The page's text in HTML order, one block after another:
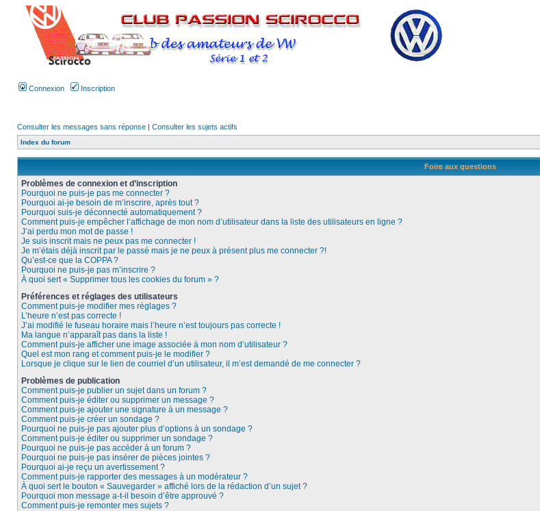
Connexion Inscription
Consulter les messages sans réponse | Consulter les sujets actifs
Index du forum
Foire aux questions
Problèmes de connexion et d’inscription
Pourquoi ne puis-je pas me connecter ?
Pourquoi ai-je besoin de m’inscrire, après tout ?
Pourquoi suis-je déconnecté automatiquement ?
Comment puis-je empêcher l’affichage de mon nom d’utilisateur dans la liste des utilisateurs en ligne ?
J’ai perdu mon mot de passe !
Je suis inscrit mais ne peux pas me connecter !
Je m’étais déjà inscrit par le passé mais je ne peux à présent plus me connecter ?!
Qu’est-ce que la COPPA ?
Pourquoi ne puis-je pas m’inscrire ?
À quoi sert « Supprimer tous les cookies du forum » ?
Préférences et réglages des utilisateurs
Comment puis-je modifier mes réglages ?
L’heure n’est pas correcte !
J’ai modifié le fuseau horaire mais l’heure n’est toujours pas correcte !
Ma langue n’apparaît pas dans la liste !
Comment puis-je afficher une image associée à mon nom d’utilisateur ?
Quel est mon rang et comment puis-je le modifier ?
Lorsque je clique sur le lien de courriel d’un utilisateur, il m’est demandé de me connecter ?
Problèmes de publication
Comment puis-je publier un sujet dans un forum ?
Comment puis-je éditer ou supprimer un message ?
Comment puis-je ajouter une signature à un message ?
Comment puis-je créer un sondage ?
Pourquoi ne puis-je pas ajouter plus d’options à un sondage ?
Comment puis-je éditer ou supprimer un sondage ?
Pourquoi ne puis-je pas accéder à un forum ?
Pourquoi ne puis-je pas insérer de pièces jointes ?
Pourquoi ai-je reçu un avertissement ?
Comment puis-je rapporter des messages à un modérateur ?
À quoi sert le bouton « Sauvegarder » affiché lors de la rédaction d’un sujet ?
Pourquoi mon message a-t-il besoin d’être approuvé ?
Comment puis-je remonter mes sujets ?